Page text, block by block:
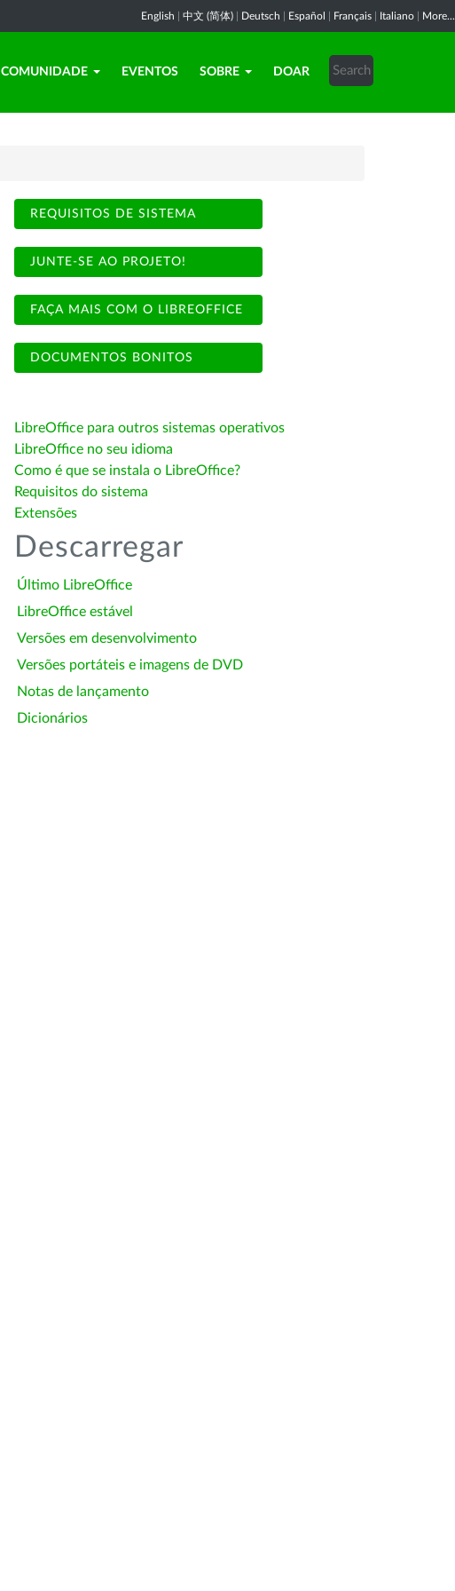
English 中文 (简体) Deutsch Español Français Italiano More...
COMUNIDADE EVENTOS SOBRE DOAR
REQUISITOS DE SISTEMA
JUNTE-SE AO PROJETO!
FAÇA MAIS COM O LIBREOFFICE
DOCUMENTOS BONITOS
LibreOffice para outros sistemas operativos
LibreOffice no seu idioma
Como é que se instala o LibreOffice?
Requisitos do sistema
Extensões
Descarregar
Último LibreOffice
LibreOffice estável
Versões em desenvolvimento
Versões portáteis e imagens de DVD
Notas de lançamento
Dicionários